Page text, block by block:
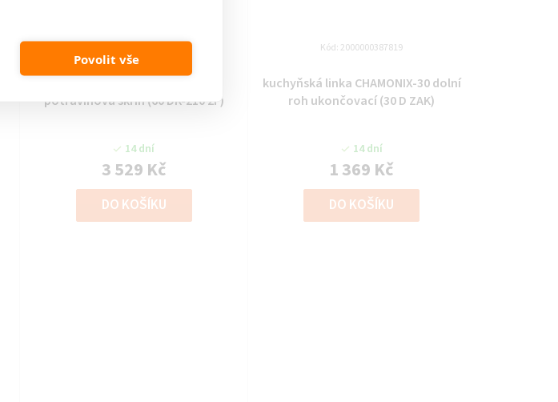
Povolit vše
potravinová skříň (60 DK-210 2F)
14 dní
3 529 Kč
DO KOŠÍKU
kuchyňská linka CHAMONIX-30 dolní
roh ukončovací (30 D ZAK)
14 dní
1 369 Kč
DO KOŠÍKU
Kód: 2000000387819